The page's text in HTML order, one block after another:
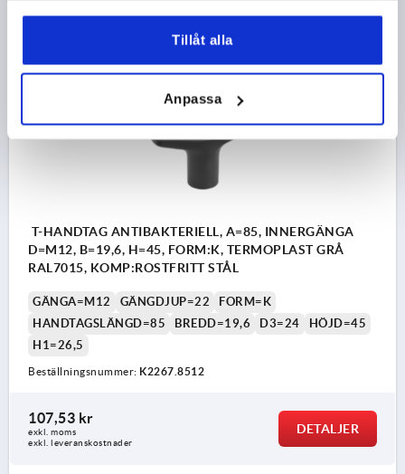
Tillåt alla
Anpassa
exkl. moms
NYHET
K2267
T-HANDTAG ANTIBAKTERIELL, A=85, INNERGÄNGA
D=M12, B=19,6, H=45, FORM:K, TERMOPLAST GRÅ
RAL7015, KOMP:ROSTFRITT STÅL
GÄNGA=M12 GÄNGDJUP=22
FORM=K
HANDTAGSLÄNGD=85
BREDD=19,6 D3=24
HÖJD=45
H1=26,5
Beställningsnummer: K2267.8512
107,53 kr
exkl. moms
exkl. leveranskostnader
DETALJER